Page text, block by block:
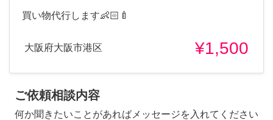
買い物代行します👶🏻🍼
大阪府大阪市港区 ¥1,500
ご依頼相談内容
何か聞きたいことがあればメッセージを入れてください